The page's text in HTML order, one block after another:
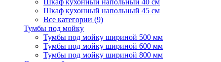
Шкаф кухонный напольный 40 см
Шкаф кухонный напольный 45 см
Все категории (9)
Тумбы под мойку
Тумбы под мойку шириной 500 мм
Тумбы под мойку шириной 600 мм
Тумбы под мойку шириной 800 мм